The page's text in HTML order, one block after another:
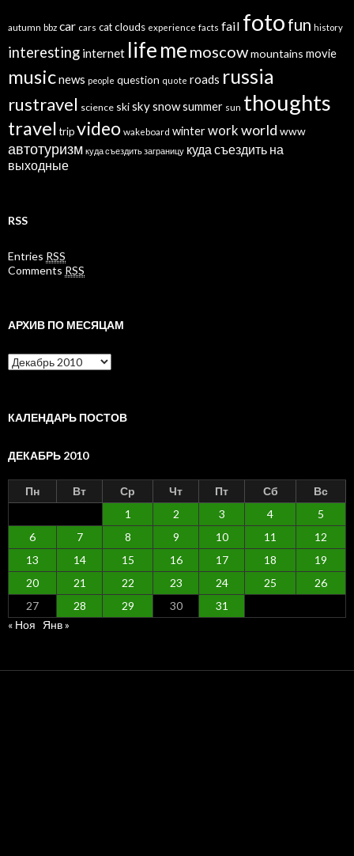
autumn bbz car cars catclouds experience facts fail foto fun history
interesting internet lifeme moscowmountains movie
musicnews people question quote roads russia
rustravel science skiskysnowsummer sun thoughts
travel tripvideo wakeboard winterwork world www
автотуризм куда съездить заграницу куда съездить на
выходные
RSS
Entries RSS
Comments RSS
АРХИВ ПО МЕСЯЦАМ
Архив
по
КАЛЕНДАРЬ ПОСТОВ
ДЕКАБРЬ 2010
Пн Вт Ср Чт Пт Сб
Вс
1
2 3 4
5
6
7 8 9 10 11
12
13
14 15 16 17 18
19
20
21 22 23 24 25
26
27
28 29 30
31
« Ноя
Янв »